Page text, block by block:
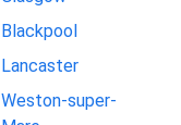
Blackpool
Lancaster
Weston-super-